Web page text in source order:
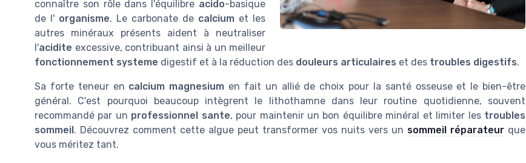
connaître son rôle dans l'équilibre acido-basique
de l' organisme. Le carbonate de calcium et les
autres minéraux présents aident à neutraliser
l'acidite excessive, contribuant ainsi à un meilleur
fonctionnement systeme digestif et à la réduction des douleurs articulaires et des troubles digestifs.
Sa forte teneur en calcium magnesium en fait un allié de choix pour la santé osseuse et le bien-être
général. C'est pourquoi beaucoup intègrent le lithothamne dans leur routine quotidienne, souvent
recommandé par un professionnel sante, pour maintenir un bon équilibre minéral et limiter les troubles
sommeil. Découvrez comment cette algue peut transformer vos nuits vers un sommeil réparateur que
vous méritez tant.